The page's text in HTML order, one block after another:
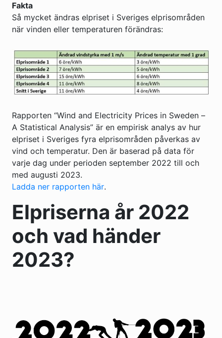
Fakta
Så mycket ändras elpriset i Sveriges elprisområden
när vinden eller temperaturen förändras:
Rapporten “Wind and Electricity Prices in Sweden –
A Statistical Analysis” är en empirisk analys av hur
elpriset i Sveriges fyra elprisområden påverkas av
vind och temperatur. Den är baserad på data för
varje dag under perioden september 2022 till och
med augusti 2023.
Ladda ner rapporten här.
Elpriserna år 2022
och vad händer
2023?